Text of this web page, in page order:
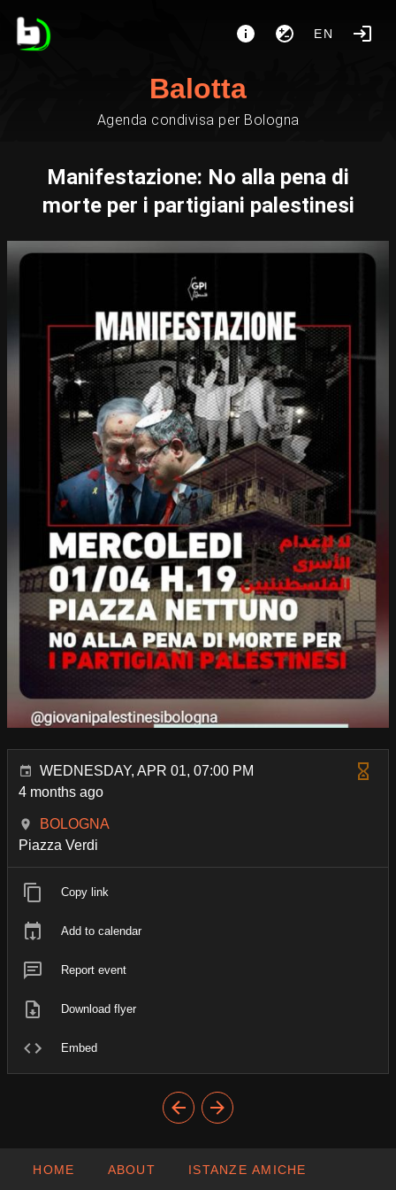
EN
Balotta
Agenda condivisa per Bologna
Manifestazione: No alla pena di
morte per i partigiani palestinesi
WEDNESDAY, APR 01, 07:00 PM
4 months ago
BOLOGNA
Piazza Verdi
Copy link
Add to calendar
Report event
Download flyer
Embed
HOME ABOUT ISTANZE AMICHE